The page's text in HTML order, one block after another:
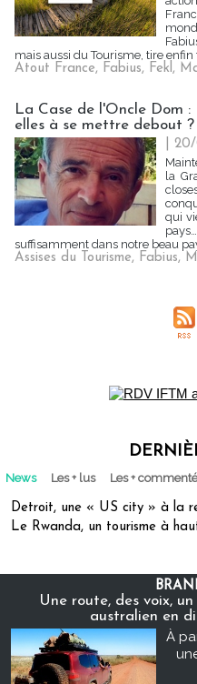
mais aussi du Tourisme, tire enfin
Atout France, Fabius, Fekl,
La Case de l'Oncle Dom :
elles à se mettre debout ?
|
la
qui
suffisamment dans notre beau
Assises du Tourisme, Fabius,
News Les + lus Les +
Detroit, une « US city » à la
Le Rwanda, un tourisme à
Une route, des voix,
australien en
À